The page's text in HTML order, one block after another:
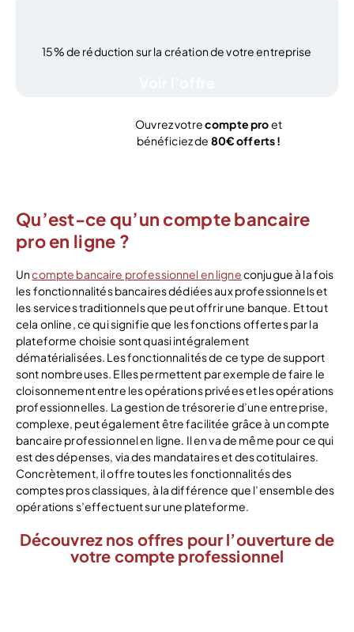
15% de réduction sur la création de votre entreprise
Ouvrez votrecompte proet
bénéficiez de 80€ offerts !
Qu’est-ce qu’un compte bancaire
pro en ligne ?
Uncompte bancaire professionnel en ligneconjugue à la fois
les fonctionnalités bancaires dédiées aux professionnels et
les services traditionnels que peut offrir une banque. Et tout
cela online, ce qui signifie que les fonctions offertes par la
plateforme choisie sont quasi intégralement
dématérialisées. Les fonctionnalités de ce type de support
sont nombreuses. Elles permettent par exemple de faire le
cloisonnement entre les opérations privées et les opérations
professionnelles. La gestion de trésorerie d’une entreprise,
complexe, peut également être facilitée grâce à un compte
bancaire professionnel en ligne. Il en va de même pour ce qui
est des dépenses, via des mandataires et des cotitulaires.
Concrètement, il offre toutes les fonctionnalités des
comptes pros classiques, à la différence que l’ensemble des
opérations s’effectuent sur une plateforme.
Découvrez nos offres pour l’ouverture de
votre compte professionnel